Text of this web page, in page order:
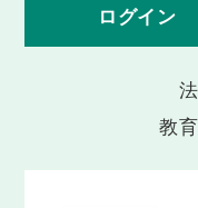
ログイン
教